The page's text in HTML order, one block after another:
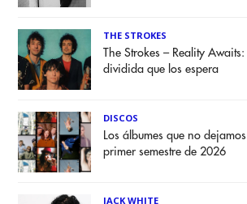
THE STROKES
The Strokes – Reality
dividida que los espera
DISCOS
Los álbumes que no
primer semestre de 2026
JACK WHITE